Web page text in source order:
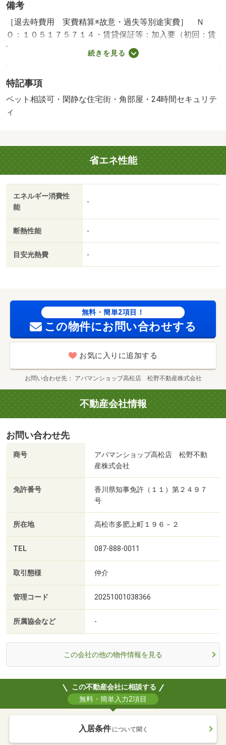
備考
［退去時費用 実費精算※故意・過失等別途実費］ Ｎ
Ｏ：１０５１７５７１４・賃貸保証等：加入要（初回：賃
料総額５０％（最低保証料２００００円）、月額：賃料総
額の２％）・維持費等：暮らし安心サポート（課税対象）
２口コンロが置けるキッチン・室内洗濯機置き場で初めて
の一人暮らしにもピッタリ（＊＾＾＊）・バイク置場：な
し・駐輪場：なし/鍵交換費（課税対象） 22550円/ルーム
続きを見る
特記事項
ペット相談可・閑静な住宅街・角部屋・24時間セキュリテ
ィ
省エネ性能
エネルギー消費性
能
-
断熱性能 -
目安光熱費 -
無料・簡単2項目！
この物件にお問い合わせする
お気に入りに追加する
お問い合わせ先 アパマンショップ高松店 松野不動産株式会社
不動産会社情報
お問い合わせ先
商号
アパマンショップ高松店 松野不動
産株式会社
免許番号
香川県知事免許（１１）第２４９７
号
所在地 高松市多肥上町１９６－２
TEL 087-888-0011
取引態様 仲介
管理コード 20251001038366
所属協会など -
この会社の他の物件情報を見る
この不動産会社に相談する
無料・簡単入力2項目
入居条件 について聞く